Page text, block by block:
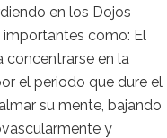
en los Dojos
importantes como: El
concentrarse en la
el periodo que dure el
su mente, bajando
y